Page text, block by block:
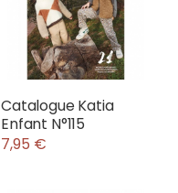
Catalogue Katia
Enfant N°115
7,95 €